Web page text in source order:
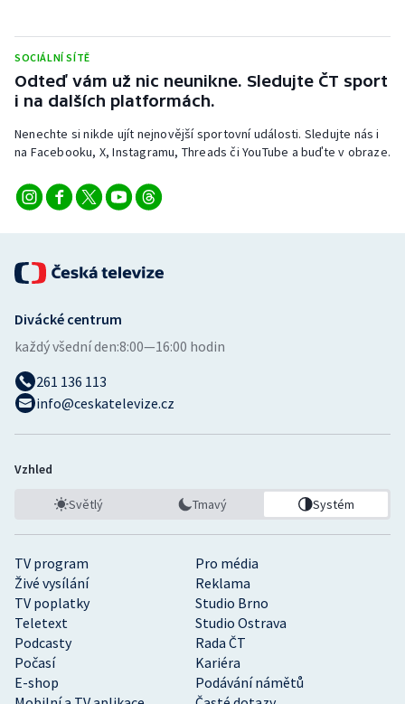
SOCIÁLNÍ SÍTĚ
Odteď vám už nic neunikne. Sledujte ČT sport
i na dalších platformách.
Nenechte si nikde ujít nejnovější sportovní události. Sledujte nás i
na Facebooku, X, Instagramu, Threads či YouTube a buďte v obraze.
TV program
Pro média
Živé vysílání
Reklama
TV poplatky
Studio Brno
Teletext
Studio Ostrava
Podcasty
Rada ČT
Počasí
Kariéra
E-shop
Podávání námětů
Divácké centrum
každý všední den:8:00—16:00 hodin
261 136 113
info@ceskatelevize.cz
Vzhled
Světlý Tmavý Systém